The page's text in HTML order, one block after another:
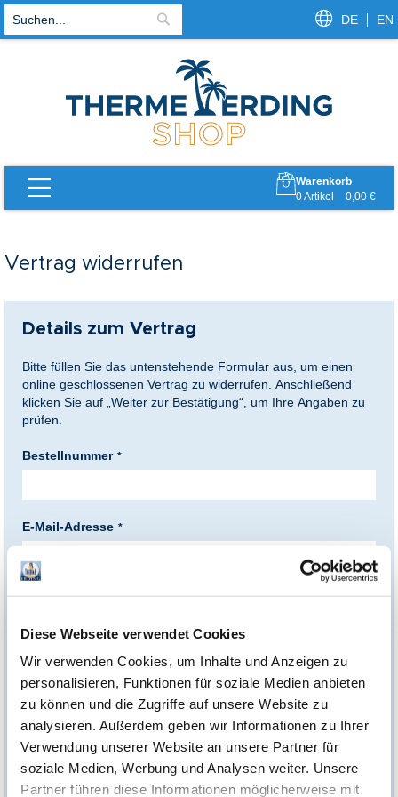
Diese Webseite verwendet Cookies
Wir verwenden Cookies, um Inhalte und Anzeigen zu
personalisieren, Funktionen für soziale Medien anbieten
zu können und die Zugriffe auf unsere Website zu
analysieren. Außerdem geben wir Informationen zu Ihrer
Verwendung unserer Website an unsere Partner für
soziale Medien, Werbung und Analysen weiter. Unsere
Partner führen diese Informationen möglicherweise mit
Suche
DE EN
Warenkorb
0Artikel 0,00 €
Vertrag widerrufen
Details zum Vertrag
Bitte füllen Sie das untenstehende Formular aus, um einen
online geschlossenen Vertrag zu widerrufen. Anschließend
klicken Sie auf „Weiter zur Bestätigung“, um Ihre Angaben zu
prüfen.
Bestellnummer
E-Mail-Adresse
Vorname
Nachname
Datenschutzerklärung
Datenschutzbestimmungen
Zurück
Zurück
(textil, ab 0 J.)
Zurück
Zurück
Zurück
Gutscheine
für Familien
Zurück